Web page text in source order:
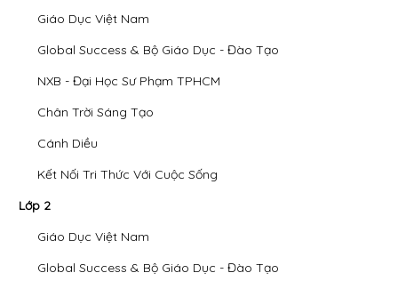
Giáo Dục Việt Nam
Global Success & Bộ Giáo Dục - Đào Tạo
NXB - Đại Học Sư Phạm TPHCM
Chân Trời Sáng Tạo
Cánh Diều
Kết Nối Tri Thức Với Cuộc Sống
Lớp 2
Giáo Dục Việt Nam
Global Success & Bộ Giáo Dục - Đào Tạo